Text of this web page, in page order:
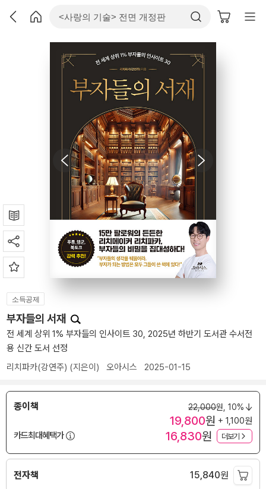
소득공제
부자들의 서재
전 세계 상위 1% 부자들의 인사이트 30, 2025년 하반기 도서관 수서전
용 신간 도서 선정
리치파카(강연주) (지은이) 오아시스 2025-01-15
종이책 22,000원, 10%
19,800원 + 1,100원
카드최대혜택가
16,830원 더보기
전자책 15,840원